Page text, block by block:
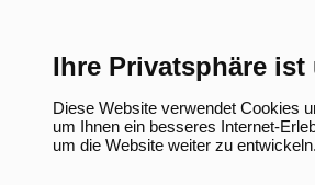
Ihre Privatsphäre
Diese Website verwendet Cookies
um Ihnen ein besseres Internet-
um die Website weiter zu entwickeln.